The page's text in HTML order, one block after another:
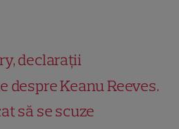
declarații
despre Keanu Reeves.
să se scuze